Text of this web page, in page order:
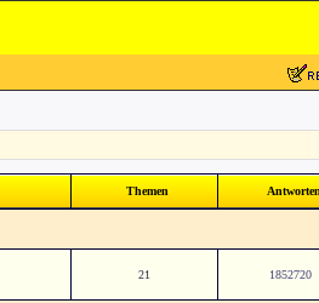
Themen Antworten
21 1852720